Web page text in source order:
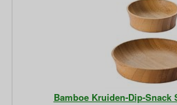
Bamboe Kruiden-Dip-Snack